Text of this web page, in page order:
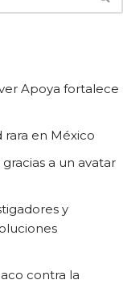
Apoya fortalece
rara en México
a un avatar
y
contra la